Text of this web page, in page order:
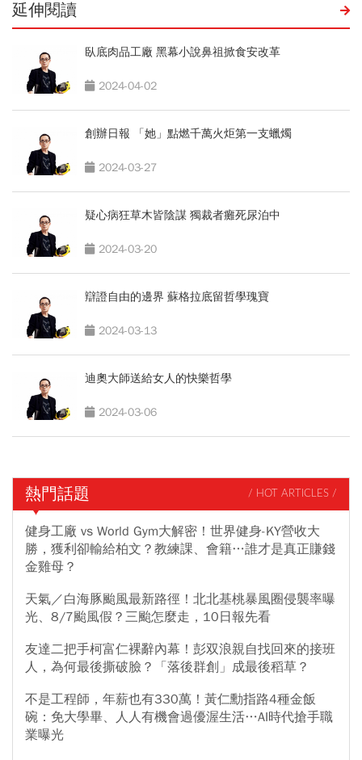
延伸閱讀
臥底肉品工廠 黑幕小說鼻祖掀食安改革
2024-04-02
創辦日報 「她」點燃千萬火炬第一支蠟燭
2024-03-27
疑心病狂草木皆陰謀 獨裁者癱死尿泊中
2024-03-20
辯證自由的邊界 蘇格拉底留哲學瑰寶
2024-03-13
迪奧大師送給女人的快樂哲學
2024-03-06
熱門話題 / HOT ARTICLES /
健身工廠 vs World Gym大解密！世界健身-KY營收大
勝，獲利卻輸給柏文？教練課、會籍…誰才是真正賺錢
金雞母？
天氣／白海豚颱風最新路徑！北北基桃暴風圈侵襲率曝
光、8/7颱風假？三颱怎麼走，10日報先看
友達二把手柯富仁裸辭內幕！彭双浪親自找回來的接班
人，為何最後撕破臉？「落後群創」成最後稻草？
不是工程師，年薪也有330萬！黃仁勳指路4種金飯
碗：免大學畢、人人有機會過優渥生活…AI時代搶手職
業曝光